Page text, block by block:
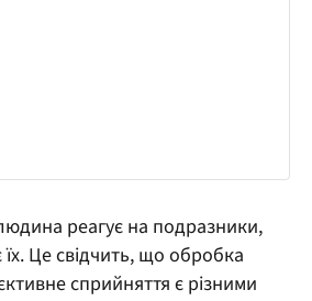
реагує на подразники,
Це свідчить, що обробка
сприйняття є різними